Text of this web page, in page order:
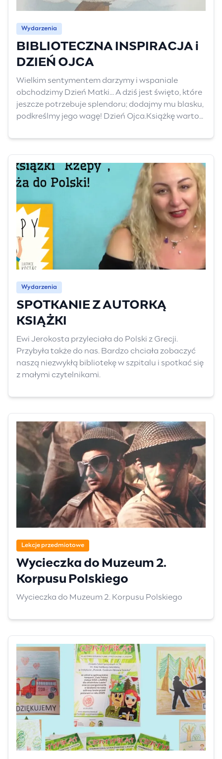
Wydarzenia
BIBLIOTECZNA INSPIRACJA i
DZIEŃ OJCA
Wielkim sentymentem darzymy i wspaniale
obchodzimy Dzień Matki... A dziś jest święto, które
jeszcze potrzebuje splendoru; dodajmy mu blasku,
podkreślmy jego wagę! Dzień Ojca.Książkę warto
Przytulania
Wydarzenia
SPOTKANIE Z AUTORKĄ
KSIĄŻKI
Ewi Jerokosta przyleciała do Polski z Grecji.
Przybyła także do nas. Bardzo chciała zobaczyć
naszą niezwykłą bibliotekę w szpitalu i spotkać się
z małymi czytelnikami.
Lekcje przedmiotowe
Wycieczka do Muzeum 2.
Korpusu Polskiego
Wycieczka do Muzeum 2. Korpusu Polskiego